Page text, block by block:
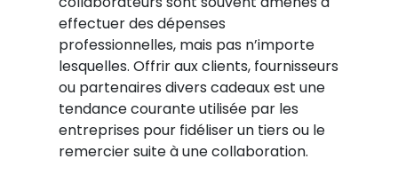
effectuer des dépenses
professionnelles, mais pas n’importe
lesquelles. Offrir aux clients, fournisseurs
ou partenaires divers cadeaux est une
tendance courante utilisée par les
entreprises pour fidéliser un tiers ou le
remercier suite à une collaboration.